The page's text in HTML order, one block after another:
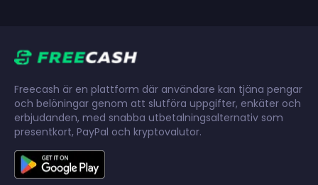
Freecash är en plattform där användare kan tjäna pengar
och belöningar genom att slutföra uppgifter, enkäter och
erbjudanden, med snabba utbetalningsalternativ som
presentkort, PayPal och kryptovalutor.